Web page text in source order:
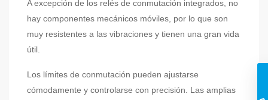
A excepción de los relés de conmutación integrados, no
hay componentes mecánicos móviles, por lo que son
muy resistentes a las vibraciones y tienen una gran vida
útil.
Los límites de conmutación pueden ajustarse
cómodamente y controlarse con precisión. Las amplias